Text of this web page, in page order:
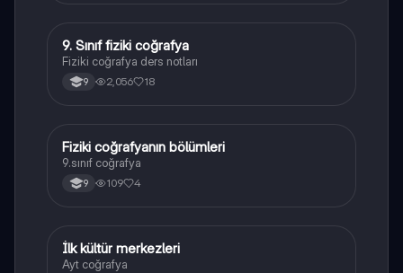
Coğrafya
9. Sınıf fiziki coğrafya
Fiziki coğrafya ders notları
9 2,056 18
Coğrafya
Fiziki coğrafyanın bölümleri
9.sınıf coğrafya
9 109 4
Coğrafya
İlk kültür merkezleri
Ayt coğrafya